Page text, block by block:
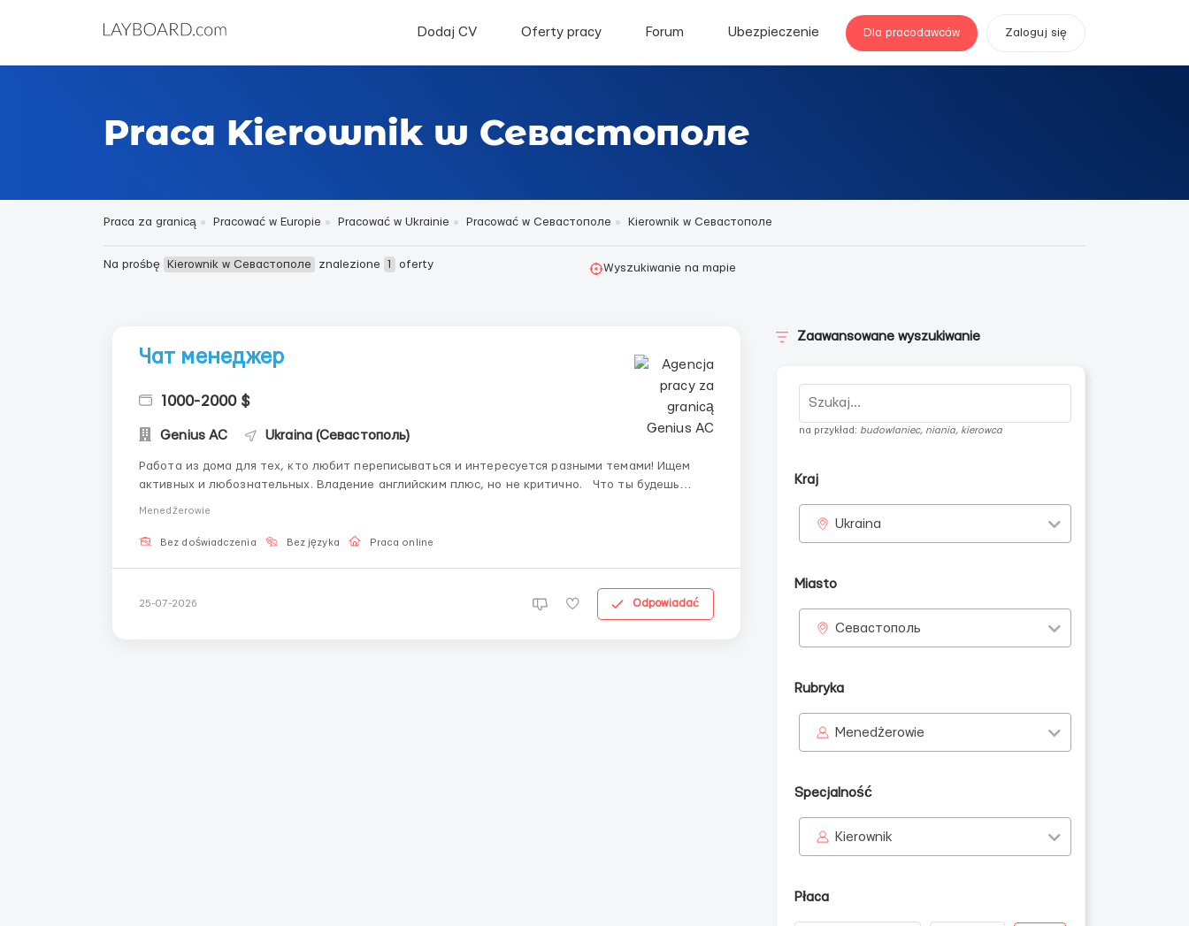
Dodaj CV Oferty pracy Forum Ubezpieczenie Dla pracodawców Zaloguj się
Praca Kierownik w Севастополе
Praca za granicą Pracować w Europie Pracować w Ukrainie Pracować w Севастополе Kierownik w Севастополе
Na prośbę Kierownik w Севастополе znalezione 1 oferty Wyszukiwanie na mapie
Чат менеджер
1000-2000 $
Genius AС Ukraina (Севастополь)
Работа из дома для тех, кто любит переписываться и интересуется разными темами! Ищем
активных и любознательных. Владение английским плюс, но не критично. Что ты будешь
Menedżerowie
Bez doświadczenia Bez języka Praca online
25-07-2026 Odpowiadać
Zaawansowane wyszukiwanie
na przykład: budowlaniec, niania, kierowca
Kraj
Ukraina
Miasto
Севастополь
Rubryka
Menedżerowie
Specjalność
Kierownik
Płaca